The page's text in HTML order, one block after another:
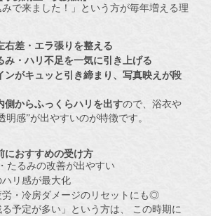
みで来ました！」という方が毎年増える理
右差・エラ張りを整える
み・ハリ不足を一気に引き上げる
ンがキュッと引き締まり、写真映えが段
側からふっくらハリを出すので、浴衣や
明感”が出やすいのが特徴です。
におすすめの受け方
たるみの改善が出やすい
ハリ感が最大化
労・冷房ダメージのリセットにも◎
る予定が多い」という方は、 この時期に